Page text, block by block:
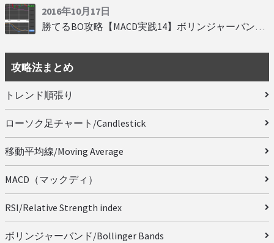
2016年10月17日
勝てるBO攻略【MACD実践14】ボリンジャーバンドとともに相場を読む
攻略法まとめ
トレンド順張り
ローソク足チャート/Candlestick
移動平均線/Moving Average
MACD（マックディ）
RSI/Relative Strength index
ボリンジャーバンド/Bollinger Bands